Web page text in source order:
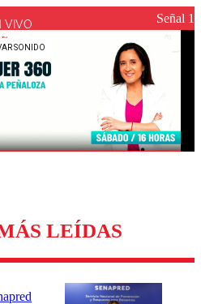
de Chile
VIVO Señal 1
LEÍDAS